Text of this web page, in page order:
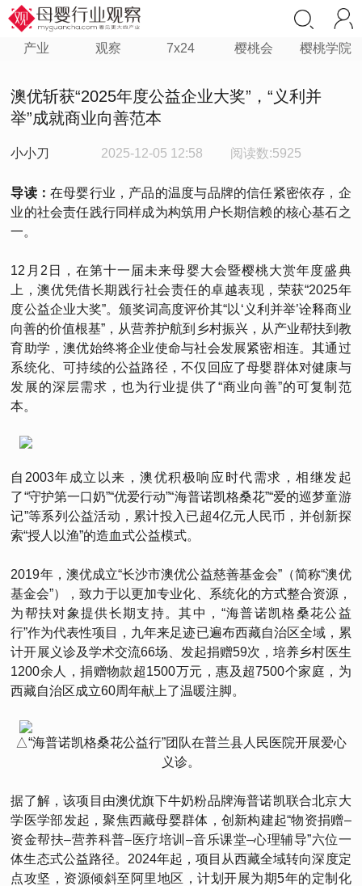
产业 观察 7x24 樱桃会 樱桃学院
澳优斩获“2025年度公益企业大奖”，“义利并
举”成就商业向善范本
小小刀 2025-12-05 12:58 阅读数:5925
导读：在母婴行业，产品的温度与品牌的信任紧密依存，企
业的社会责任践行同样成为构筑用户长期信赖的核心基石之
一。
12月2日，在第十一届未来母婴大会暨樱桃大赏年度盛典
上，澳优凭借长期践行社会责任的卓越表现，荣获“2025年
度公益企业大奖”。颁奖词高度评价其“以‘义利并举’诠释商业
向善的价值根基”，从营养护航到乡村振兴，从产业帮扶到教
育助学，澳优始终将企业使命与社会发展紧密相连。其通过
系统化、可持续的公益路径，不仅回应了母婴群体对健康与
发展的深层需求，也为行业提供了“商业向善”的可复制范
本。
自2003年成立以来，澳优积极响应时代需求，相继发起
了“守护第一口奶”“优爱行动”“海普诺凯格桑花”“爱的巡梦童游
记”等系列公益活动，累计投入已超4亿元人民币，并创新探
索“授人以渔”的造血式公益模式。
2019年，澳优成立“长沙市澳优公益慈善基金会”（简称“澳优
基金会”），致力于以更加专业化、系统化的方式整合资源，
为帮扶对象提供长期支持。其中，“海普诺凯格桑花公益
行”作为代表性项目，九年来足迹已遍布西藏自治区全域，累
计开展义诊及学术交流66场、发起捐赠59次，培养乡村医生
1200余人，捐赠物款超1500万元，惠及超7500个家庭，为
西藏自治区成立60周年献上了温暖注脚。
△“海普诺凯格桑花公益行”团队在普兰县人民医院开展爱心
义诊。
据了解，该项目由澳优旗下牛奶粉品牌海普诺凯联合北京大
学医学部发起，聚焦西藏母婴群体，创新构建起“物资捐赠–
资金帮扶–营养科普–医疗培训–音乐课堂–心理辅导”六位一
体生态式公益路径。2024年起，项目从西藏全域转向深度定
点攻坚，资源倾斜至阿里地区，计划开展为期5年的定制化